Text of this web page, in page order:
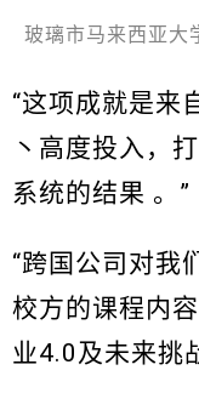
玻璃市马来西亚大
“这项成就是来
丶高度投入，
系统的结果 。”
“跨国公司对我们
校方的课程内
业4.0及未来挑